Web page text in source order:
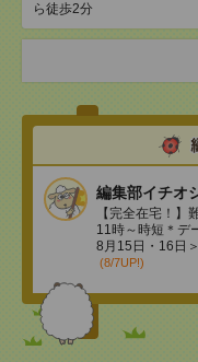
ら徒歩2分
編集部イチオ
【完全在宅！】
11時～時短＊デ
8月15日・16日
(8/7UP!)